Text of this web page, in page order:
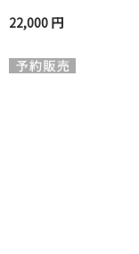
22,000 円